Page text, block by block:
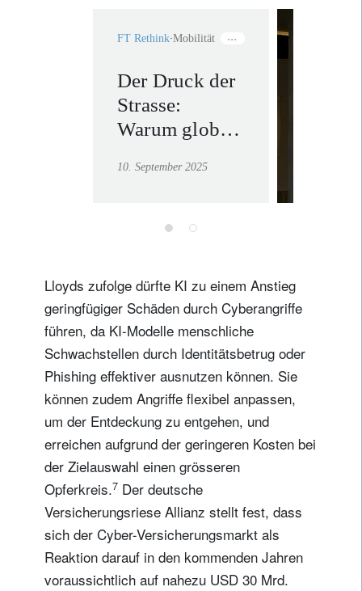
FT Rethink Mobilität
Der Druck der
Strasse:
Warum globale
die Klimaziele
10. September 2025
Lloyds zufolge dürfte KI zu einem Anstieg
geringfügiger Schäden durch Cyberangriffe
führen, da KI-Modelle menschliche
Schwachstellen durch Identitätsbetrug oder
Phishing effektiver ausnutzen können. Sie
können zudem Angriffe flexibel anpassen,
um der Entdeckung zu entgehen, und
erreichen aufgrund der geringeren Kosten bei
der Zielauswahl einen grösseren
Opferkreis.7 Der deutsche
Versicherungsriese Allianz stellt fest, dass
sich der Cyber-Versicherungsmarkt als
Reaktion darauf in den kommenden Jahren
voraussichtlich auf nahezu USD 30 Mrd.
Newsletter abonnieren
Titel Vorname
Name